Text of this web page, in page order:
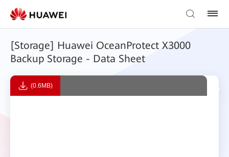
[Storage] Huawei OceanProtect X3000
Backup Storage - Data Sheet
(0.6MB)